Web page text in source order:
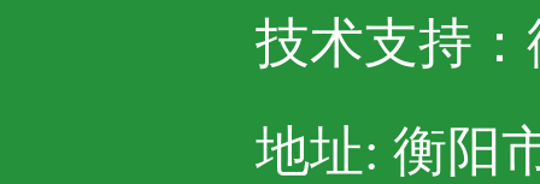
技术支持
地址: 衡阳